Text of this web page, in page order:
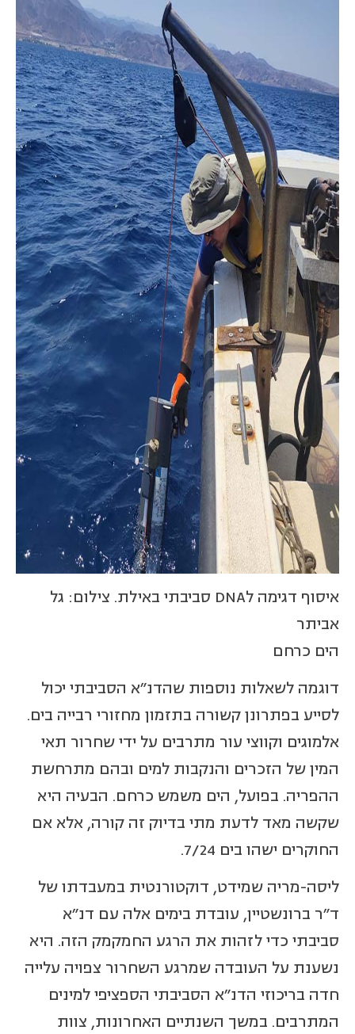
איסוף דגימה לDNA סביבתי באילת. צילום: גל
אביתר
הים כרחם
דוגמה לשאלות נוספות שהדנ"א הסביבתי יכול
לסייע בפתרונן קשורה בתזמון מחזורי רבייה בים.
אלמוגים וקווצי עור מתרבים על ידי שחרור תאי
המין של הזכרים והנקבות למים ובהם מתרחשת
ההפריה. בפועל, הים משמש כרחם. הבעיה היא
שקשה מאד לדעת מתי בדיוק זה קורה, אלא אם
החוקרים ישהו בים 7/24.
ליסה-מריה שמידט, דוקטורנטית במעבדתו של
ד"ר ברונשטיין, עובדת בימים אלה עם דנ"א
סביבתי כדי לזהות את הרגע החמקמק הזה. היא
נשענת על העובדה שמרגע השחרור צפויה עלייה
חדה בריכוזי הדנ"א הסביבתי הספציפי למינים
המתרבים. במשך השנתיים האחרונות, צוות